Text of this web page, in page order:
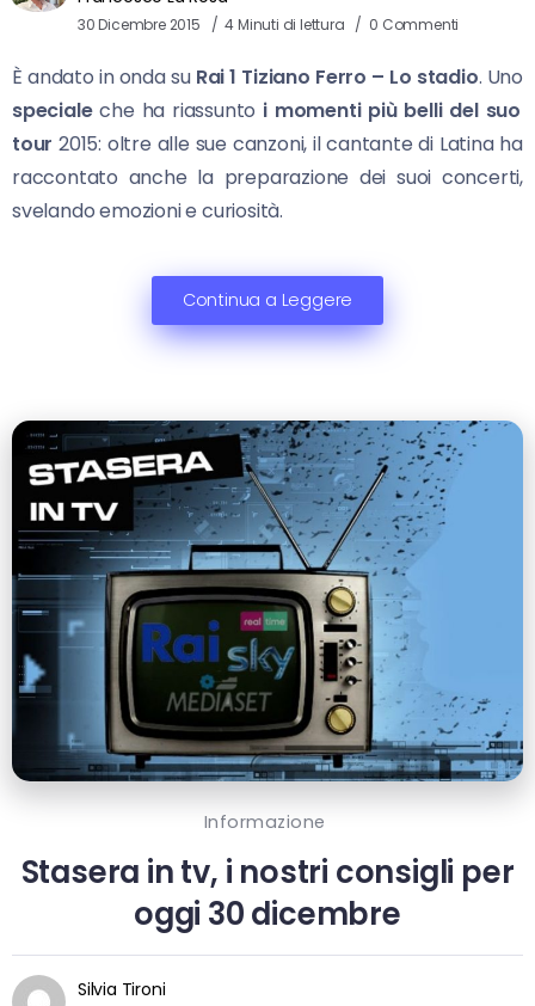
30 Dicembre 2015 4 Minuti di lettura 0 Commenti
È andato in onda su Rai 1 Tiziano Ferro – Lo stadio. Uno
specialeche ha riassunto i momenti più belli del suo
tour 2015: oltre alle sue canzoni, il cantante di Latina ha
raccontato anche la preparazione dei suoi concerti,
svelando emozioni e curiosità.
Continua a Leggere
Informazione
Stasera in tv, i nostri consigli per
oggi 30 dicembre
Silvia Tironi